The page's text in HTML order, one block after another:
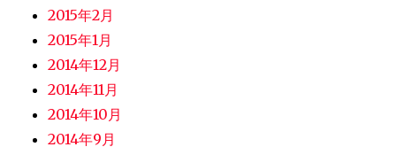
2015年2月
2015年1月
2014年12月
2014年11月
2014年10月
2014年9月